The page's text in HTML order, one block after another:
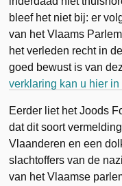
bleef het niet bij: er
van het Vlaams
het verleden recht in
goed bewust is van
verklaring kan u hier
Eerder liet het Joods
dat dit soort
Vlaanderen en een
slachtoffers van de
van het Vlaamse